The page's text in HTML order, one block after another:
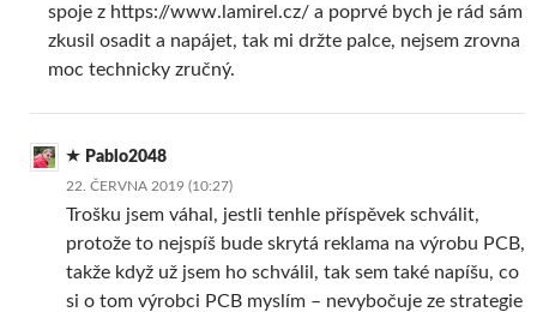
spoje z https://www.lamirel.cz/ a poprvé bych je rád sám
zkusil osadit a napájet, tak mi držte palce, nejsem zrovna
moc technicky zručný.
Pablo2048
22. ČERVNA 2019 (10:27)
Trošku jsem váhal, jestli tenhle příspěvek schválit,
protože to nejspíš bude skrytá reklama na výrobu PCB,
takže když už jsem ho schválil, tak sem také napíšu, co
si o tom výrobci PCB myslím – nevybočuje ze strategie